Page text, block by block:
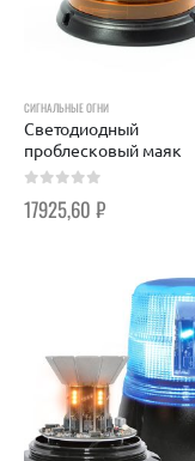
СИГНАЛЬНЫЕ ОГНИ
Светодиодный
проблесковый маяк
17925,60 ₽